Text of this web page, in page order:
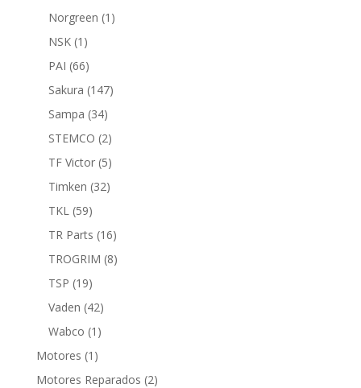
producto
Norgreen 1 1
NSK 1 1
producto
PAI 6666
productos
Sakura 147147
Sampa 3434
productos
STEMCO 22
productos
TF Victor 55
productos
Timken 3232
TKL 5959
productos
TR Parts 1616
productos
TROGRIM 88
TSP 1919
productos
Vaden 4242
productos
Wabco 1 1
producto
Motores 1 1
producto
Motores Reparados 22